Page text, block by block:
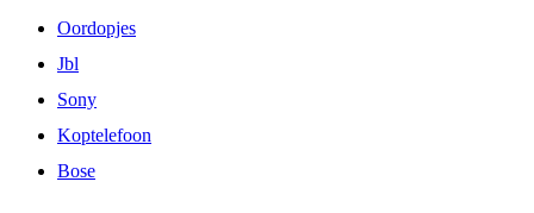
Oordopjes
Jbl
Sony
Koptelefoon
Bose